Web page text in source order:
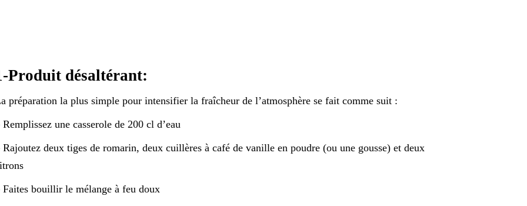
Produit désaltérant:
préparation la plus simple pour intensifier la fraîcheur de l’atmosphère se fait comme suit :
Remplissez une casserole de 200 cl d’eau
Rajoutez deux tiges de romarin, deux cuillères à café de vanille en poudre (ou une gousse) et deux
Faites bouillir le mélange à feu doux